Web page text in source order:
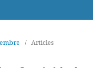
/ Articles